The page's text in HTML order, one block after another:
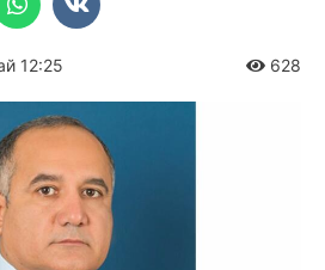
12:25 628